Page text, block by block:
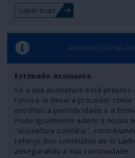
saber mais
RENOVAÇÃO DE
Estimado Assinante,
Se a sua assinatura está
renová-la deverá proceder
escolher a periodicidade e a
Pode igualmente aderir à nossa
"assinatura solidária",
reforço dos conteúdos de O
assegurando a sua continuidade.